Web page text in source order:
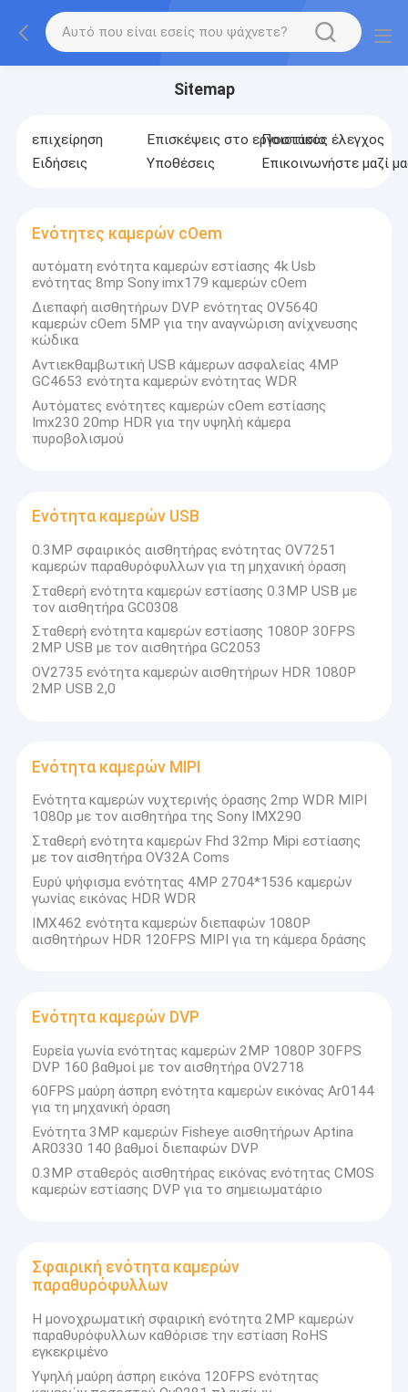
Sitemap
επιχείρηση Επισκέψεις στο εργοστάσιο
Ποιοτικός έλεγχος
Ειδήσεις
Υποθέσεις Επικοινωνήστε μαζί
Ενότητες καμερών cOem
αυτόματη ενότητα καμερών εστίασης 4k Usb
ενότητας 8mp Sony imx179 καμερών cOem
Διεπαφή αισθητήρων DVP ενότητας OV5640
καμερών cOem 5MP για την αναγνώριση ανίχνευσης
κώδικα
Αντιεκθαμβωτική USB κάμερων ασφαλείας 4MP
GC4653 ενότητα καμερών ενότητας WDR
Αυτόματες ενότητες καμερών cOem εστίασης
Imx230 20mp HDR για την υψηλή κάμερα
πυροβολισμού
Ενότητα καμερών USB
0.3MP σφαιρικός αισθητήρας ενότητας OV7251
καμερών παραθυρόφυλλων για τη μηχανική όραση
Σταθερή ενότητα καμερών εστίασης 0.3MP USB με
τον αισθητήρα GC0308
Σταθερή ενότητα καμερών εστίασης 1080P 30FPS
2MP USB με τον αισθητήρα GC2053
OV2735 ενότητα καμερών αισθητήρων HDR 1080P
2MP USB 2,0
Ενότητα καμερών MIPI
Ενότητα καμερών νυχτερινής όρασης 2mp WDR MIPI
1080p με τον αισθητήρα της Sony IMX290
Σταθερή ενότητα καμερών Fhd 32mp Mipi εστίασης
με τον αισθητήρα OV32A Coms
Ευρύ ψήφισμα ενότητας 4MP 2704*1536 καμερών
γωνίας εικόνας HDR WDR
IMX462 ενότητα καμερών διεπαφών 1080P
αισθητήρων HDR 120FPS MIPI για τη κάμερα δράσης
Ενότητα καμερών DVP
Ευρεία γωνία ενότητας καμερών 2MP 1080P 30FPS
DVP 160 βαθμοί με τον αισθητήρα OV2718
60FPS μαύρη άσπρη ενότητα καμερών εικόνας Ar0144
για τη μηχανική όραση
Ενότητα 3MP καμερών Fisheye αισθητήρων Aptina
AR0330 140 βαθμοί διεπαφών DVP
0.3MP σταθερός αισθητήρας εικόνας ενότητας CMOS
καμερών εστίασης DVP για το σημειωματάριο
Σφαιρική ενότητα καμερών
παραθυρόφυλλων
Η μονοχρωματική σφαιρική ενότητα 2MP καμερών
παραθυρόφυλλων καθόρισε την εστίαση RoHS
εγκεκριμένο
Υψηλή μαύρη άσπρη εικόνα 120FPS ενότητας